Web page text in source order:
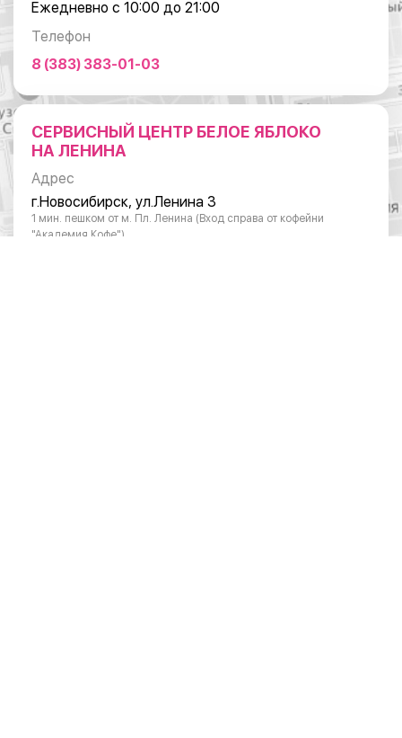
Ежедневно с 10:00 до 21:00
Телефон
8 (383) 383-01-03
СЕРВИСНЫЙ ЦЕНТР БЕЛОЕ ЯБЛОКО
НА ЛЕНИНА
Адрес
г.Новосибирск, ул.Ленина 3
1 мин. пешком от м. Пл. Ленина (Вход справа от кофейни
"Академия Кофе")